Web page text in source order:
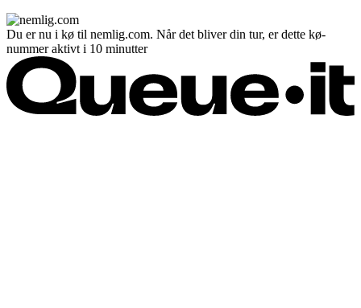
Du er nu i kø til nemlig.com. Når det bliver din tur, er dette kø-
nummer aktivt i 10 minutter